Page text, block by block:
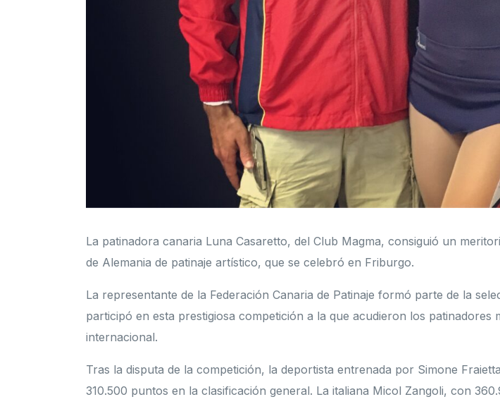
La patinadora canaria Luna Casaretto, del Club Magma, consiguió un
de Alemania de patinaje artístico, que se celebró en Friburgo.
La representante de la Federación Canaria de Patinaje formó parte de la
participó en esta prestigiosa competición a la que acudieron los patinadores
internacional.
Tras la disputa de la competición, la deportista entrenada por Simone
310.500 puntos en la clasificación general. La italiana Micol Zangoli, con